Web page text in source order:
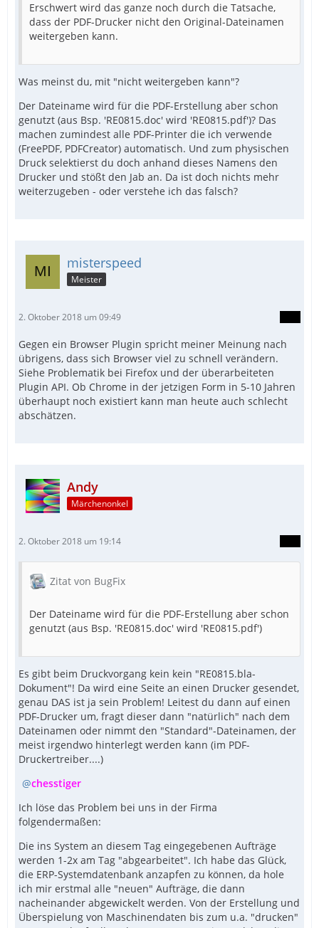
Erschwert wird das ganze noch durch die Tatsache,
dass der PDF-Drucker nicht den Original-Dateinamen
weitergeben kann.
Was meinst du, mit "nicht weitergeben kann"?
Der Dateiname wird für die PDF-Erstellung aber schon
genutzt (aus Bsp. 'RE0815.doc' wird 'RE0815.pdf')? Das
machen zumindest alle PDF-Printer die ich verwende
(FreePDF, PDFCreator) automatisch. Und zum physischen
Druck selektierst du doch anhand dieses Namens den
Drucker und stößt den Jab an. Da ist doch nichts mehr
weiterzugeben - oder verstehe ich das falsch?
misterspeed
Meister
2. Oktober 2018 um 09:49
Gegen ein Browser Plugin spricht meiner Meinung nach
übrigens, dass sich Browser viel zu schnell verändern.
Siehe Problematik bei Firefox und der überarbeiteten
Plugin API. Ob Chrome in der jetzigen Form in 5-10 Jahren
überhaupt noch existiert kann man heute auch schlecht
abschätzen.
Andy
Märchenonkel
2. Oktober 2018 um 19:14
Zitat von BugFix
Der Dateiname wird für die PDF-Erstellung aber schon
genutzt (aus Bsp. 'RE0815.doc' wird 'RE0815.pdf')
Es gibt beim Druckvorgang kein kein "RE0815.bla-
Dokument"! Da wird eine Seite an einen Drucker gesendet,
genau DAS ist ja sein Problem! Leitest du dann auf einen
PDF-Drucker um, fragt dieser dann "natürlich" nach dem
Dateinamen oder nimmt den "Standard"-Dateinamen, der
meist irgendwo hinterlegt werden kann (im PDF-
Druckertreiber....)
chesstiger
Ich löse das Problem bei uns in der Firma
folgendermaßen:
Die ins System an diesem Tag eingegebenen Aufträge
werden 1-2x am Tag "abgearbeitet". Ich habe das Glück,
die ERP-Systemdatenbank anzapfen zu können, da hole
ich mir erstmal alle "neuen" Aufträge, die dann
nacheinander abgewickelt werden. Von der Erstellung und
Überspielung von Maschinendaten bis zum u.a. "drucken"